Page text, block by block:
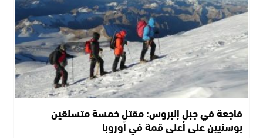
فاجعة في جبل إلبروس: مقتل خمسة متسلقين
بوسنيين على أعلى قمة في أوروبا